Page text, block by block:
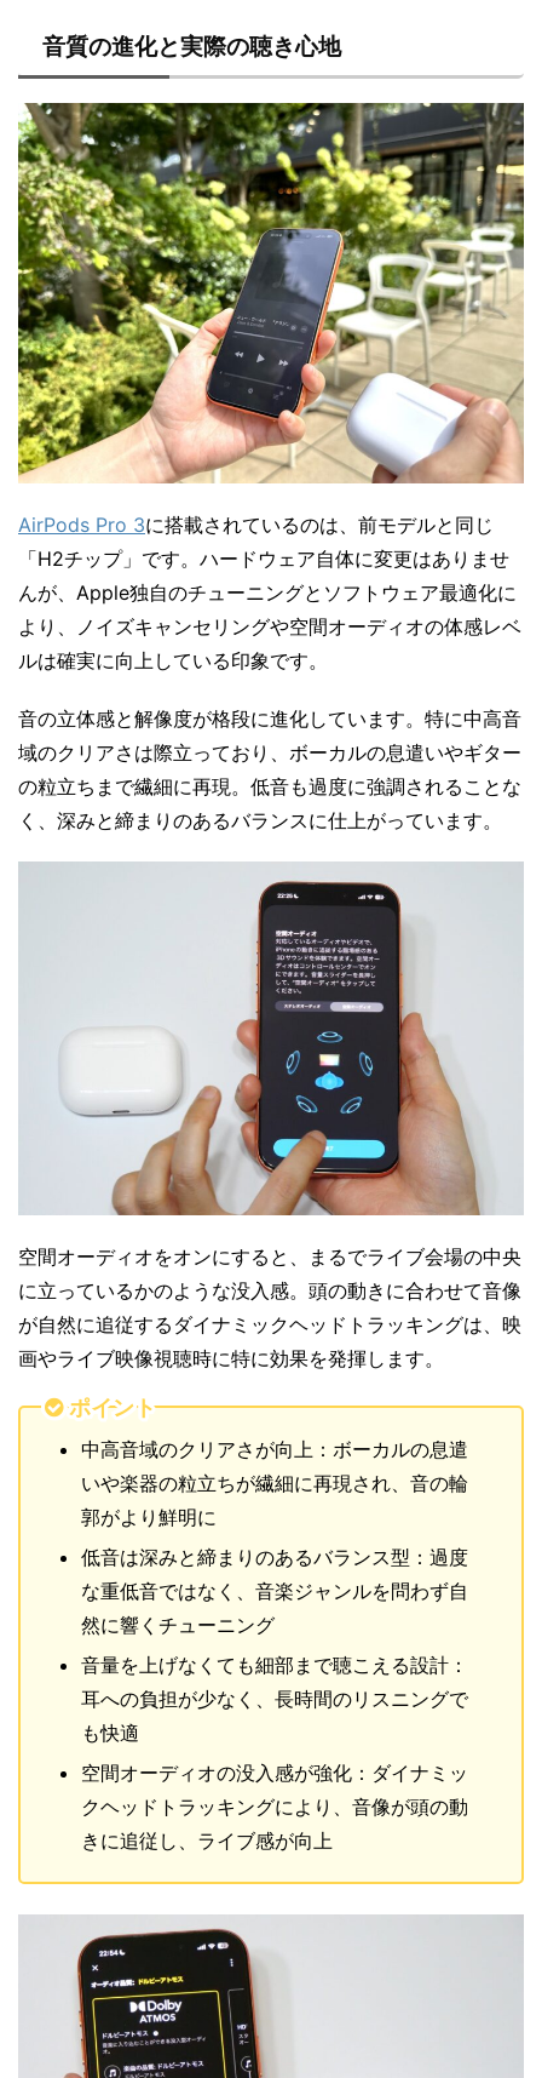
音質の進化と実際の聴き心地
AirPods Pro 3に搭載されているのは、前モデルと同じ
「H2チップ」です。ハードウェア自体に変更はありませ
んが、Apple独自のチューニングとソフトウェア最適化に
より、ノイズキャンセリングや空間オーディオの体感レベ
ルは確実に向上している印象です。
音の立体感と解像度が格段に進化しています。特に中高音
域のクリアさは際立っており、ボーカルの息遣いやギター
の粒立ちまで繊細に再現。低音も過度に強調されることな
く、深みと締まりのあるバランスに仕上がっています。
空間オーディオをオンにすると、まるでライブ会場の中央
に立っているかのような没入感。頭の動きに合わせて音像
が自然に追従するダイナミックヘッドトラッキングは、映
画やライブ映像視聴時に特に効果を発揮します。
ポイント
中高音域のクリアさが向上：ボーカルの息遣
いや楽器の粒立ちが繊細に再現され、音の輪
郭がより鮮明に
低音は深みと締まりのあるバランス型：過度
な重低音ではなく、音楽ジャンルを問わず自
然に響くチューニング
音量を上げなくても細部まで聴こえる設計：
耳への負担が少なく、長時間のリスニングで
も快適
空間オーディオの没入感が強化：ダイナミッ
クヘッドトラッキングにより、音像が頭の動
きに追従し、ライブ感が向上